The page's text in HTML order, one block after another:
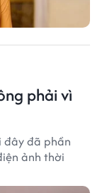
phải vì
đây đã phần
ảnh thời